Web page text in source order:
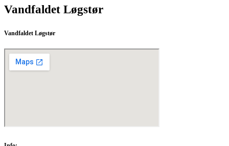
Vandfaldet Løgstør
Vandfaldet Løgstør